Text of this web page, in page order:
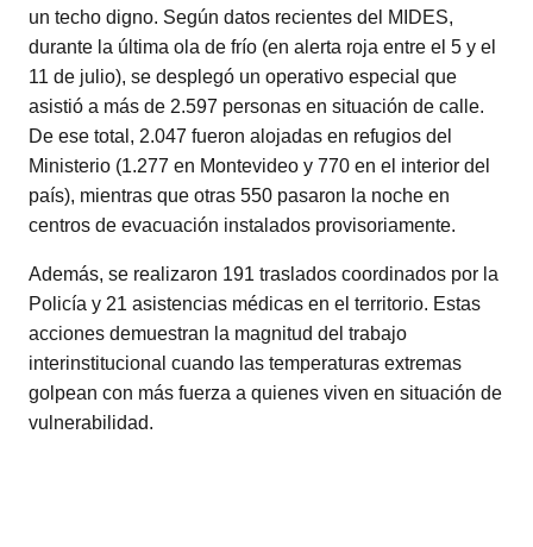
un techo digno. Según datos recientes del MIDES,
durante la última ola de frío (en alerta roja entre el 5 y el
11 de julio), se desplegó un operativo especial que
asistió a más de 2.597 personas en situación de calle.
De ese total, 2.047 fueron alojadas en refugios del
Ministerio (1.277 en Montevideo y 770 en el interior del
país), mientras que otras 550 pasaron la noche en
centros de evacuación instalados provisoriamente.
Además, se realizaron 191 traslados coordinados por la
Policía y 21 asistencias médicas en el territorio. Estas
acciones demuestran la magnitud del trabajo
interinstitucional cuando las temperaturas extremas
golpean con más fuerza a quienes viven en situación de
vulnerabilidad.